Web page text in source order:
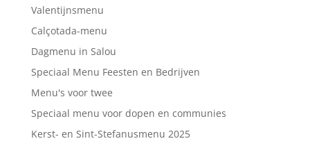
Valentijnsmenu
Calçotada-menu
Dagmenu in Salou
Speciaal Menu Feesten en Bedrijven
Menu's voor twee
Speciaal menu voor dopen en communies
Kerst- en Sint-Stefanusmenu 2025